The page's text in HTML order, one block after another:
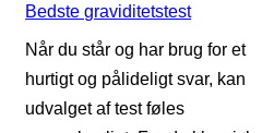
b
y
i
n
d
l
d
s
Bedste graviditetstest
Når du står og har brug for et
hurtigt og pålideligt svar, kan
udvalget af test føles